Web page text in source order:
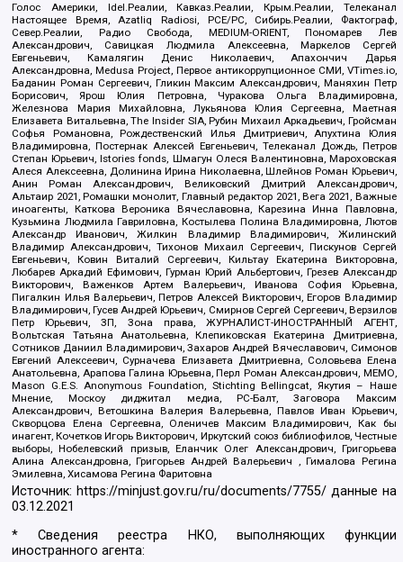
Голос Америки, Idel.Реалии, Кавказ.Реалии, Крым.Реалии, Телеканал
Настоящее Время, Azatliq Radiosi, PCE/PC, Сибирь.Реалии, Фактограф,
Север.Реалии, Радио Свобода, MEDIUM-ORIENT, Пономарев Лев
Александрович, Савицкая Людмила Алексеевна, Маркелов Сергей
Евгеньевич, Камалягин Денис Николаевич, Апахончич Дарья
Александровна, Medusa Project, Первое антикоррупционное СМИ, VTimes.io,
Баданин Роман Сергеевич, Гликин Максим Александрович, Маняхин Петр
Борисович, Ярош Юлия Петровна, Чуракова Ольга Владимировна,
Железнова Мария Михайловна, Лукьянова Юлия Сергеевна, Маетная
Елизавета Витальевна, The Insider SIA, Рубин Михаил Аркадьевич, Гройсман
Софья Романовна, Рождественский Илья Дмитриевич, Апухтина Юлия
Владимировна, Постернак Алексей Евгеньевич, Телеканал Дождь, Петров
Степан Юрьевич, Istories fonds, Шмагун Олеся Валентиновна, Мароховская
Алеся Алексеевна, Долинина Ирина Николаевна, Шлейнов Роман Юрьевич,
Анин Роман Александрович, Великовский Дмитрий Александрович,
Альтаир 2021, Ромашки монолит, Главный редактор 2021, Вега 2021, Важные
иноагенты, Каткова Вероника Вячеславовна, Карезина Инна Павловна,
Кузьмина Людмила Гавриловна, Костылева Полина Владимировна, Лютов
Александр Иванович, Жилкин Владимир Владимирович, Жилинский
Владимир Александрович, Тихонов Михаил Сергеевич, Пискунов Сергей
Евгеньевич, Ковин Виталий Сергеевич, Кильтау Екатерина Викторовна,
Любарев Аркадий Ефимович, Гурман Юрий Альбертович, Грезев Александр
Викторович, Важенков Артем Валерьевич, Иванова София Юрьевна,
Пигалкин Илья Валерьевич, Петров Алексей Викторович, Егоров Владимир
Владимирович, Гусев Андрей Юрьевич, Смирнов Сергей Сергеевич, Верзилов
Петр Юрьевич, ЗП, Зона права, ЖУРНАЛИСТ-ИНОСТРАННЫЙ АГЕНТ,
Вольтская Татьяна Анатольевна, Клепиковская Екатерина Дмитриевна,
Сотников Даниил Владимирович, Захаров Андрей Вячеславович, Симонов
Евгений Алексеевич, Сурначева Елизавета Дмитриевна, Соловьева Елена
Анатольевна, Арапова Галина Юрьевна, Перл Роман Александрович, МЕМО,
Mason G.E.S. Anonymous Foundation, Stichting Bellingcat, Якутия – Наше
Мнение, Москоу диджитал медиа, РС-Балт, Заговора Максим
Александрович, Ветошкина Валерия Валерьевна, Павлов Иван Юрьевич,
Скворцова Елена Сергеевна, Оленичев Максим Владимирович, Как бы
инагент, Кочетков Игорь Викторович, Иркутский союз библиофилов, Честные
выборы, Нобелевский призыв, Еланчик Олег Александрович, Григорьева
Алина Александровна, Григорьев Андрей Валерьевич , Гималова Регина
Эмилевна, Хисамова Регина Фаритовна
Источник: https://minjust.gov.ru/ru/documents/7755/ данные на
03.12.2021
* Сведения реестра НКО, выполняющих функции
иностранного агента: